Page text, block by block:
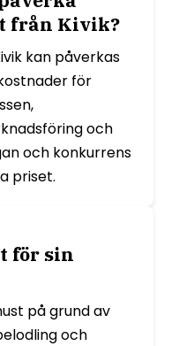
från Kivik?
kan påverkas
för
och
och konkurrens
priset.
för sin
på grund av
och